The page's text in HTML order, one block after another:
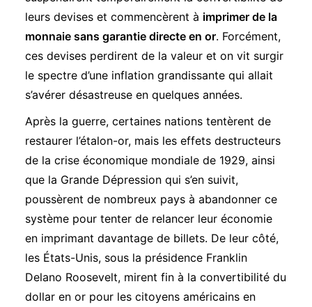
leurs devises et commencèrent à imprimer de la
monnaie sans garantie directe en or. Forcément,
ces devises perdirent de la valeur et on vit surgir
le spectre d’une inflation grandissante qui allait
s’avérer désastreuse en quelques années.
Après la guerre, certaines nations tentèrent de
restaurer l’étalon-or, mais les effets destructeurs
de la crise économique mondiale de 1929, ainsi
que la Grande Dépression qui s’en suivit,
poussèrent de nombreux pays à abandonner ce
système pour tenter de relancer leur économie
en imprimant davantage de billets. De leur côté,
les États-Unis, sous la présidence Franklin
Delano Roosevelt, mirent fin à la convertibilité du
dollar en or pour les citoyens américains en